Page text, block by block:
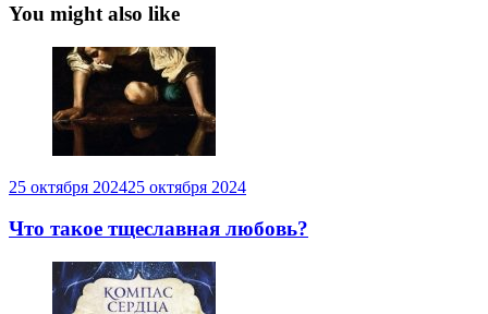
You might also like
25 октября 202425 октября 2024
Что такое тщеславная любовь?